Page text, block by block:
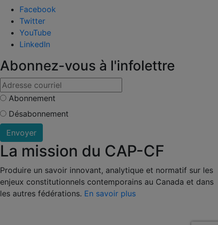
Facebook
Twitter
YouTube
LinkedIn
Abonnez-vous à l'infolettre
Abonnement
Désabonnement
La mission du CAP-CF
Produire un savoir innovant, analytique et normatif sur les
enjeux constitutionnels contemporains au Canada et dans
les autres fédérations. En savoir plus